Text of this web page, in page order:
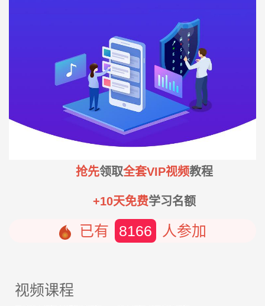
抢先领取全套VIP视频教程
+10天免费学习名额
已有 8166 人参加
视频课程